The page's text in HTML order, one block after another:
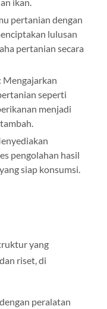
ikan.
pertanian dengan
lulusan
pertanian secara
Mengajarkan
seperti
menjadi
pengolahan hasil
siap konsumsi.
yang
riset, di
peralatan